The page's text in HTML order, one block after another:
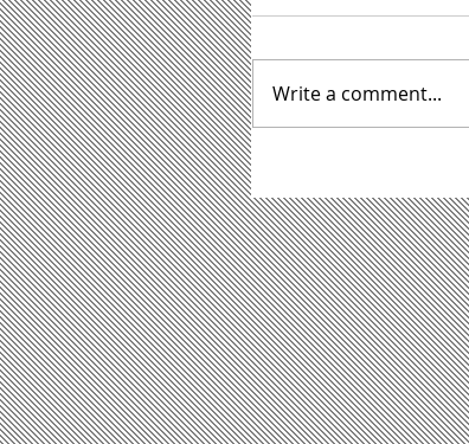
Write a comment...